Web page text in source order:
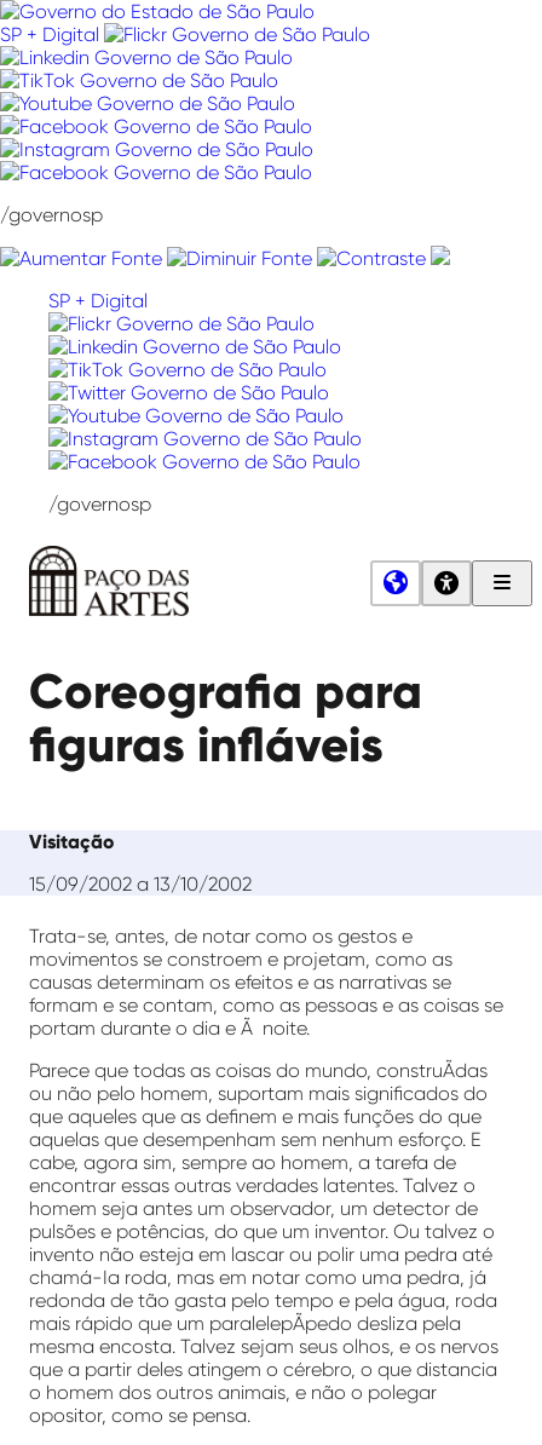
Pular
para
o
conteúdo
SP + Digital
/governosp
SP + Digital
/governosp
Artes
Coreografia para
figuras infláveis
Visitação
15/09/2002 a 13/10/2002
Trata-se, antes, de notar como os gestos e
movimentos se constroem e projetam, como as
causas determinam os efeitos e as narrativas se
formam e se contam, como as pessoas e as coisas se
portam durante o dia e Ã noite.
Parece que todas as coisas do mundo, construÃ­das
ou não pelo homem, suportam mais significados do
que aqueles que as definem e mais funções do que
aquelas que desempenham sem nenhum esforço. E
cabe, agora sim, sempre ao homem, a tarefa de
encontrar essas outras verdades latentes. Talvez o
homem seja antes um observador, um detector de
pulsões e potências, do que um inventor. Ou talvez o
invento não esteja em lascar ou polir uma pedra até
chamá-Ia roda, mas em notar como uma pedra, já
redonda de tão gasta pelo tempo e pela água, roda
mais rápido que um paralelepÃ­pedo desliza pela
mesma encosta. Talvez sejam seus olhos, e os nervos
que a partir deles atingem o cérebro, o que distancia
o homem dos outros animais, e não o polegar
opositor, como se pensa.